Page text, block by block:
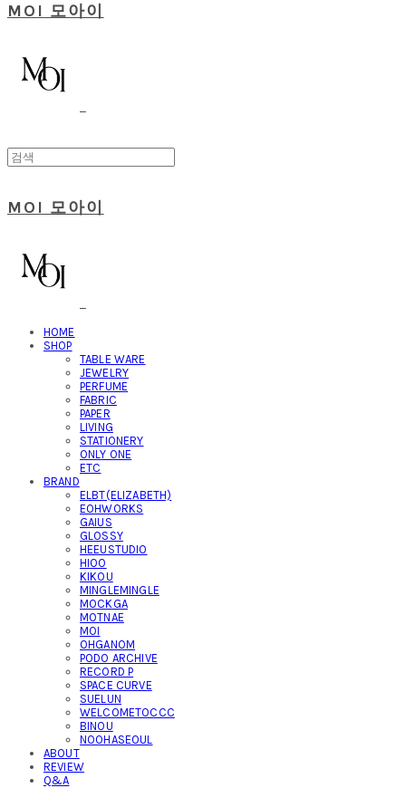
MOI 모아이
MOI 모아이
HOME
SHOP
TABLE WARE
JEWELRY
PERFUME
FABRIC
PAPER
LIVING
STATIONERY
ONLY ONE
ETC
BRAND
ELBT(ELIZABETH)
EOHWORKS
GAIUS
GLOSSY
HEEUSTUDIO
HIOO
KIKOU
MINGLEMINGLE
MOCKGA
MOTNAE
MOI
OHGANOM
PODO ARCHIVE
RECORD P
SPACE CURVE
SUELUN
WELCOMETOCCC
BINOU
NOOHASEOUL
ABOUT
REVIEW
Q&A